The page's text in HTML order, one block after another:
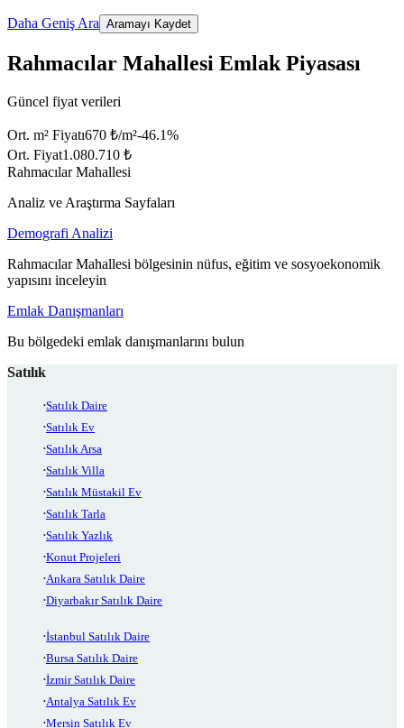
Daha Geniş Ara Aramayı Kaydet
Rahmacılar Mahallesi Emlak Piyasası
Güncel fiyat verileri
Ort. m² Fiyatı670 ₺/m²-46.1%
Ort. Fiyat1.080.710 ₺
Rahmacılar Mahallesi
Analiz ve Araştırma Sayfaları
Demografi Analizi
Rahmacılar Mahallesi bölgesinin nüfus, eğitim ve sosyoekonomik
yapısını inceleyin
Emlak Danışmanları
Bu bölgedeki emlak danışmanlarını bulun
Satılık
Satılık Daire
Satılık Ev
Satılık Arsa
Satılık Villa
Satılık Müstakil Ev
Satılık Tarla
Satılık Yazlık
Konut Projeleri
Ankara Satılık Daire
Diyarbakır Satılık Daire
İstanbul Satılık Daire
Bursa Satılık Daire
İzmir Satılık Daire
Antalya Satılık Ev
Mersin Satılık Ev